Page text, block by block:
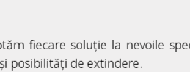
fiecare soluție la nevoile
posibilități de extindere.